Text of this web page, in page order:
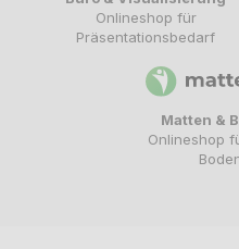
Onlineshop für
Präsentationsbedarf
Matten &
Onlineshop